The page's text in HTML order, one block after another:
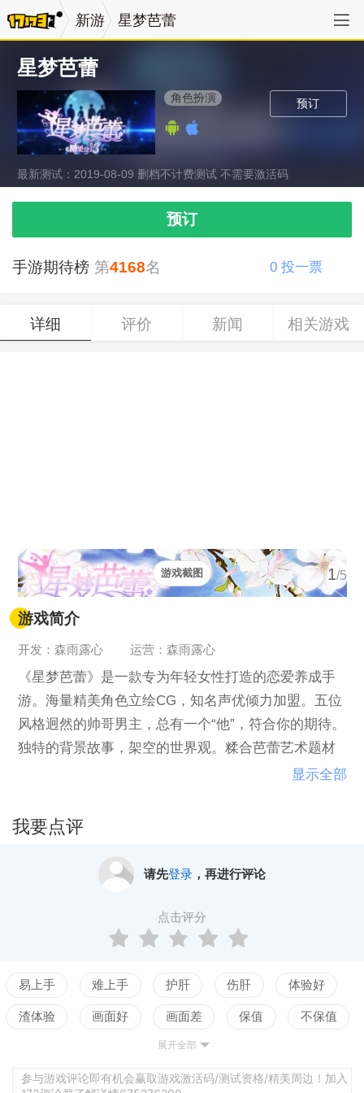
新游 星梦芭蕾
星梦芭蕾
预订
角色扮演
最新测试：2019-08-09 删档不计费测试 不需要激活码
预订
手游期待榜 第4168名 0 投一票
详细 评价 新闻 相关游戏
1/5
游戏截图
游戏简介
开发：森雨露心 运营：森雨露心
《星梦芭蕾》是一款专为年轻女性打造的恋爱养成手
游。海量精美角色立绘CG，知名声优倾力加盟。五位
风格迥然的帅哥男主，总有一个“他”，符合你的期待。
独特的背景故事，架空的世界观。糅合芭蕾艺术题材
与超现实色彩，在未知的梦幻世界里探索真相。独创
你们的小惊喜。将芭蕾艺术与游戏完美结合，恋爱的
显示全部
我要点评
请先登录，再进行评论
点击评分
易上手 难上手 护肝 伤肝 体验好
渣体验 画面好 画面差 保值 不保值
测试
展开全部
参与游戏评论即有机会赢取游戏激活码/测试资格/精美周边！加入